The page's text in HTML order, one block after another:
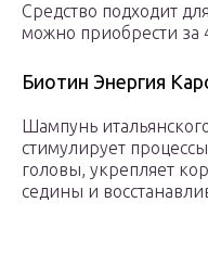
Средство подходит
можно приобрести за
Биотин Энергия
Шампунь
стимулирует
головы, укрепляет
седины и